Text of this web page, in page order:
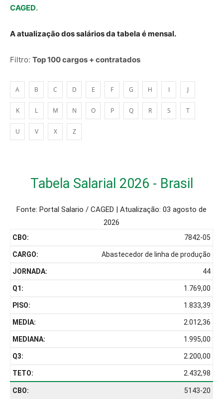
CAGED.
A atualização dos salários da tabela é mensal.
Filtro: Top 100 cargos + contratados
A B C D E F G H I J
K L M N O P Q R S T
U V X Z
Tabela Salarial 2026 - Brasil
Fonte: Portal Salario / CAGED | Atualização: 03 agosto de
2026
7842-05
Abastecedor de linha de produção
44
1.769,00
1.833,39
2.012,36
1.995,00
2.200,00
2.432,98
5143-20